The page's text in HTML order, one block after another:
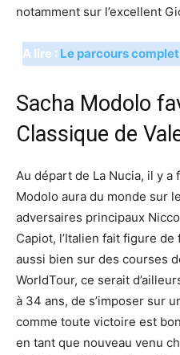
notamment sur l’excellent
A lire : Le parcours
Sacha Modolo
Classique de
Au départ de La Nucia, il y
Modolo aura du monde sur
adversaires principaux
Capiot, l’Italien fait figure
aussi bien sur des courses
WorldTour, ce serait
à 34 ans, de s’imposer sur
comme toute victoire est
en tant que nouveau venu